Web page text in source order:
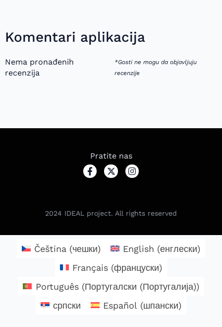
Komentari aplikacija
Nema pronađenih
recenzija
*Gosti ne mogu da objavljuju
recenzije
Pratite nas
2024 IDEAL project. All rights reserved
Čeština (чешки) English (енглески)
Français (француски)
Português(Португалски (Португалија))
српски
Español (шпански)